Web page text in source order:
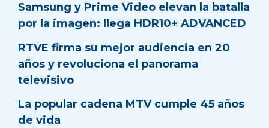
Samsung y Prime Video elevan la batalla
por la imagen: llega HDR10+ ADVANCED
RTVE firma su mejor audiencia en 20
años y revoluciona el panorama
televisivo
La popular cadena MTV cumple 45 años
de vida